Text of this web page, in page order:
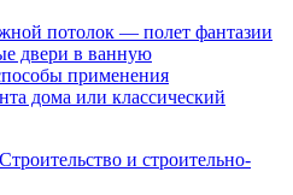
потолок — полет фантазии
двери в ванную
применения
дома или классический
Строительство и строительно-